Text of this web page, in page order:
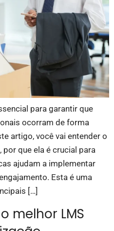
para garantir que
ocorram de forma
artigo, você vai entender o
que ela é crucial para
ajudam a implementar
Esta é uma
[…]
melhor LMS